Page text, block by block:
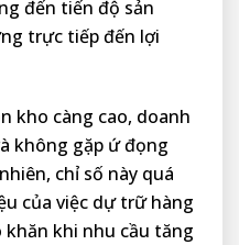
đến tiến độ sản
trực tiếp đến lợi
kho càng cao, doanh
không gặp ứ đọng
chỉ số này quá
của việc dự trữ hàng
khi nhu cầu tăng